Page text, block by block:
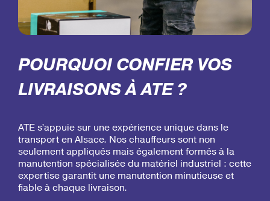
POURQUOI CONFIER VOS
LIVRAISONS À ATE ?
ATE s’appuie sur une expérience unique dans le
transport en Alsace. Nos chauffeurs sont non
seulement appliqués mais également formés à la
manutention spécialisée du matériel industriel : cette
expertise garantit une manutention minutieuse et
fiable à chaque livraison.